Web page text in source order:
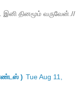
தினமூம் வருவேன்.//
) Tue Aug 11,